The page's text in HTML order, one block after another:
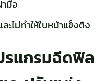
มือ
ะไม่ทำให้ใบหน้าแข็งตึง
แกรมฉีดฟิล